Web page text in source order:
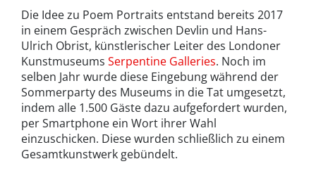
Die Idee zu Poem Portraits entstand bereits 2017
in einem Gespräch zwischen Devlin und Hans-
Ulrich Obrist, künstlerischer Leiter des Londoner
Kunstmuseums Serpentine Galleries. Noch im
selben Jahr wurde diese Eingebung während der
Sommerparty des Museums in die Tat umgesetzt,
indem alle 1.500 Gäste dazu aufgefordert wurden,
per Smartphone ein Wort ihrer Wahl
einzuschicken. Diese wurden schließlich zu einem
Gesamtkunstwerk gebündelt.